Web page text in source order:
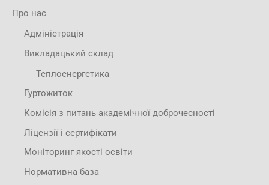
Про нас
Адміністрація
Викладацький склад
Теплоенергетика
Гуртожиток
Комісія з питань академічної доброчесності
Ліцензії і сертифікати
Моніторинг якості освіти
Нормативна база